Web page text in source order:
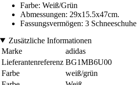
Farbe: Weiß/Grün
Abmessungen: 29x15.5x47cm.
Fassungsvermögen: 3 Schneeschuhe
Zusätzliche Informationen
Marke
adidas
Lieferantenreferenz BG1MB6U00
Farbe
weiß/grün